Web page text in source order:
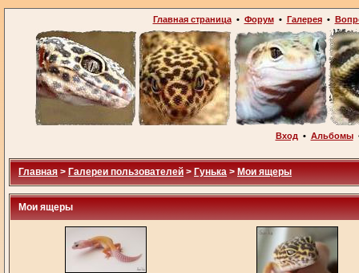
Главная страница• Форум• Галерея•
Вход • Альбомы
Главная > Галереи пользователей > Гунька > Мои ящеры
Мои ящеры